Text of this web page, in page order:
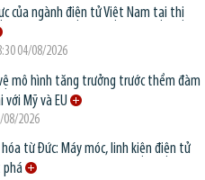
của ngành điện tử Việt Nam tại thị
04/08/2026
mô hình tăng trưởng trước thềm đàm
Mỹ và EU
08/2026
từ Đức: Máy móc, linh kiện điện tử